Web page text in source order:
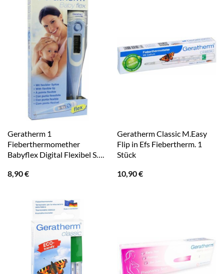
Geratherm 1
Fieberthermomether
Babyflex Digital Flexibel S….
8,90€
Geratherm Classic M.Easy
Flip in Efs Fiebertherm. 1
Stück
10,90€